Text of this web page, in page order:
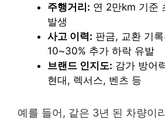
주행거리: 연 2만km 기준
발생
사고 이력: 판금, 교환 기
10~30% 추가 하락 유발
브랜드 인지도: 감가 방어
현대, 렉서스, 벤츠 등
예를 들어, 같은 3년 된 차량이